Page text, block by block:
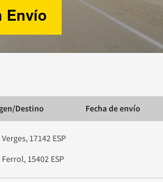
Envío
Destino Fecha de envío
Verges, 17142 ESP
Ferrol, 15402 ESP